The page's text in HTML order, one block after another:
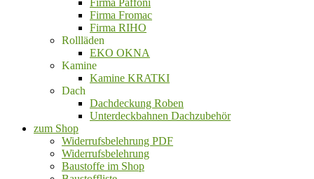
Firma Fromac
Firma RIHO
Rollläden
EKO OKNA
Kamine
Kamine KRATKI
Dach
Dachdeckung Roben
Unterdeckbahnen Dachzubehör
zum Shop
Widerrufsbelehrung PDF
Widerrufsbelehrung
Baustoffe im Shop